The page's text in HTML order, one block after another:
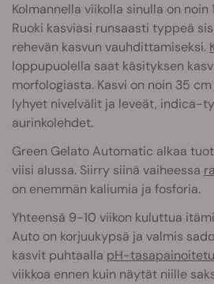
Kolmannella viikolla sinulla on
Ruoki kasviasi runsaasti typpeä
rehevän kasvun vauhdittamiseksi.
loppupuolella saat käsityksen
morfologiasta. Kasvi on noin 35
lyhyet nivelvälit ja leveät, indica-
aurinkolehdet.
Green Gelato Automatic alkaa
viisi alussa. Siirry siinä vaiheessa
on enemmän kaliumia ja fosforia.
Yhteensä 9-10 viikon kuluttua
Auto on korjuukypsä ja valmis
kasvit puhtaalla pH-
viikkoa ennen kuin näytät niille